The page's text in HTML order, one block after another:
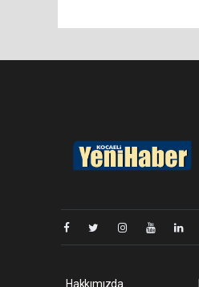
Hakkımızda